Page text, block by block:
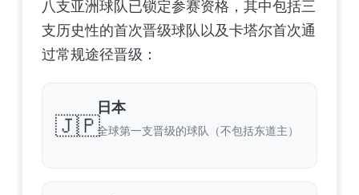
八支亚洲球队已锁定参赛资格，其中包括三
支历史性的首次晋级球队以及卡塔尔首次通
过常规途径晋级：
🇯🇵
日本
全球第一支晋级的球队（不包括东道主）